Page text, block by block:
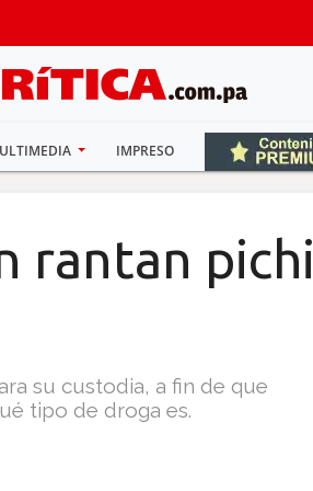
IMPRESO
rantan pichi
su custodia, a fin de que
tipo de droga es.